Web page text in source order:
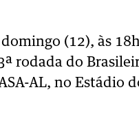
(12), às
rodada do
AL, no Estádio